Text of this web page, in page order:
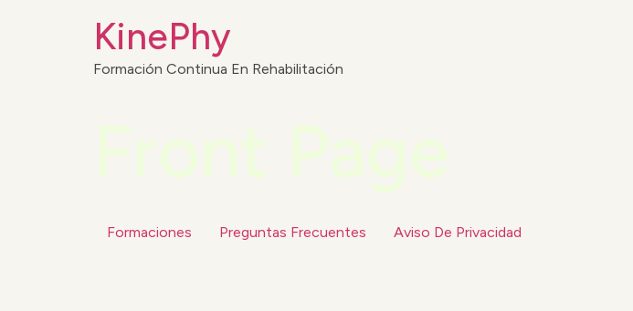
KinePhy
Formación Continua En Rehabilitación
Formaciones Preguntas Frecuentes Aviso De Privacidad